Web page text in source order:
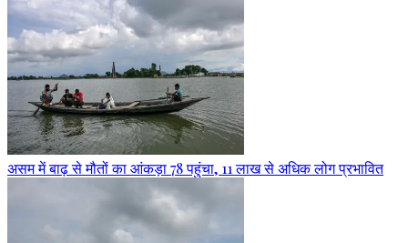
असम में बाढ़ से मौतों का आंकड़ा 78 पहुंचा, 11 लाख से अधिक लोग प्रभावित